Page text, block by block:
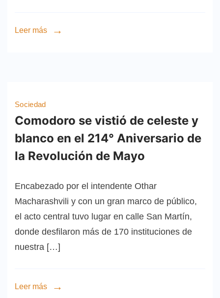
Leer más
Sociedad
Comodoro se vistió de celeste y
blanco en el 214° Aniversario de
la Revolución de Mayo
Encabezado por el intendente Othar
Macharashvili y con un gran marco de público,
el acto central tuvo lugar en calle San Martín,
donde desfilaron más de 170 instituciones de
nuestra […]
Leer más